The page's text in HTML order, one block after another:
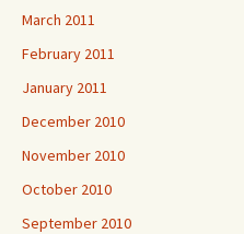
March 2011
February 2011
January 2011
December 2010
November 2010
October 2010
September 2010